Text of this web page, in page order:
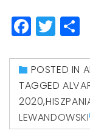
POSTED IN
TAGGED
2020,
LEWANDOWSKI